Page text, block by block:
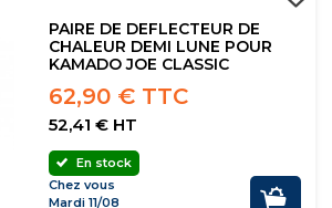
PAIRE DE DEFLECTEUR DE
CHALEUR DEMI LUNE POUR
KAMADO JOE CLASSIC
62,90 € TTC
52,41 € HT
En stock
Chez vous
Mardi 11/08